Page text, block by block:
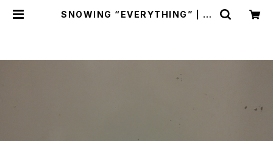
SNOWING “EVERYTHING” | m